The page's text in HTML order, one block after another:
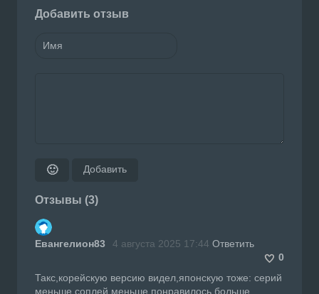
Добавить отзыв
🙂 Добавить
Отзывы (3)
Евангелион83 4 августа 2025 17:44 Ответить
0
Такс,корейскую версию видел,японскую тоже: серий
меньше,соплей меньше,понравилось больше.